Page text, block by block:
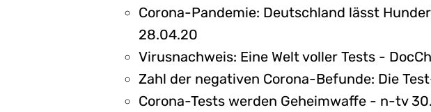
Corona-Pandemie: Deutschland lässt
28.04.20
Virusnachweis: Eine Welt voller Tests -
Zahl der negativen Corona-Befunde: Die
Corona-Tests werden Geheimwaffe - n-tv